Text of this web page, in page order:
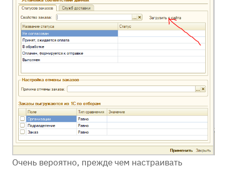
Очень вероятно, прежде чем настраивать